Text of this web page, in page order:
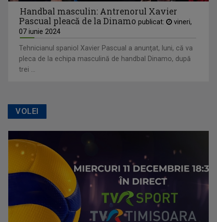
Handbal masculin: Antrenorul Xavier
Pascual pleacă de la Dinamo publicat:
vineri,
07 iunie 2024
Tehnicianul spaniol Xavier Pascual a anunţat, luni, că va
pleca de la echipa masculină de handbal Dinamo, după
trei ...
VOLEI